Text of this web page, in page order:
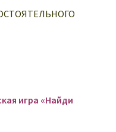
игра «Найди